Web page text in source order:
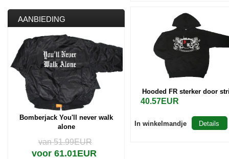
Hooded FR sterker door
40.57EUR
In winkelmandje Details
AANBIEDING
Bomberjack You'll never walk
alone
van 51.99EUR
voor 61.01EUR